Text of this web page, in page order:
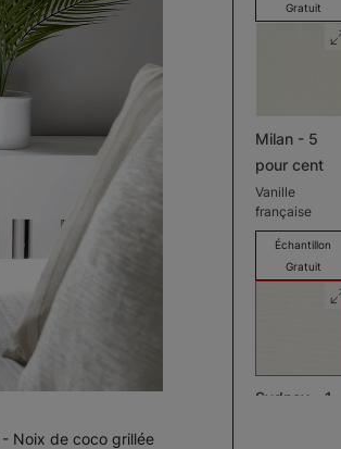
Noix de coco grillée
Gratuit
Milan - 5
pour cent
Vanille
française
Échantillon
Gratuit
Sydney - 1